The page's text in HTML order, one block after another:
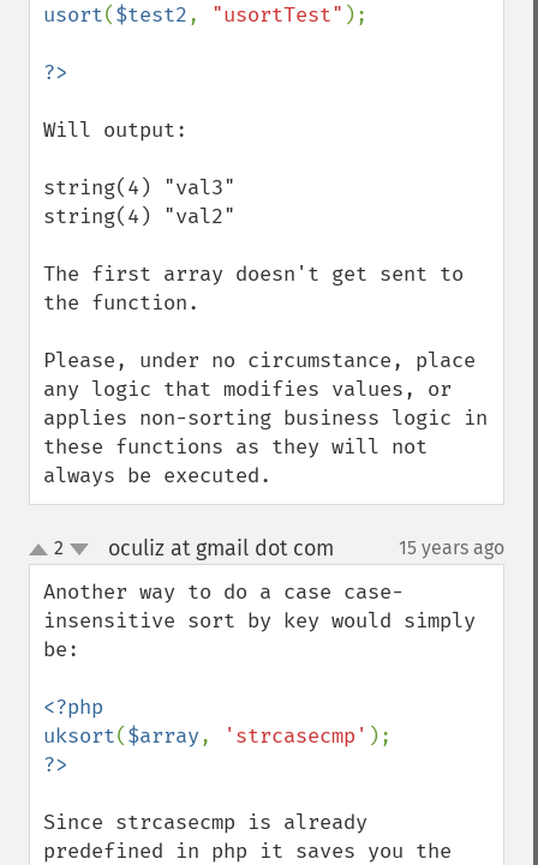
usort($test2, "usortTest" );
Will output:
string(4) "val3"
string(4) "val2"
The first array doesn't get sent to
the function.
Please, under no circumstance, place
any logic that modifies values, or
applies non-sorting business logic in
these functions as they will not
always be executed.
up
down
2 oculiz at gmail dot com 15 years ago
Another way to do a case case-
insensitive sort by key would simply
be:
<?php
uksort($array, 'strcasecmp'
Since strcasecmp is already
predefined in php it saves you the